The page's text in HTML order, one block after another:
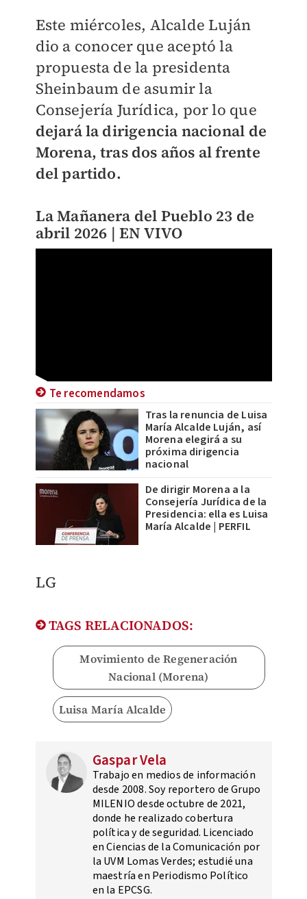
Este miércoles, Alcalde Luján
dio a conocer que aceptó la
propuesta de la presidenta
Sheinbaum de asumir la
Consejería Jurídica, por lo que
dejará la dirigencia nacional de
Morena, tras dos años al frente
del partido.
La Mañanera del Pueblo 23 de
abril 2026 | EN VIVO
Te recomendamos
Tras la renuncia de Luisa
María Alcalde Luján, así
Morena elegirá a su
próxima dirigencia
nacional
De dirigir Morena a la
Consejería Jurídica de la
Presidencia: ella es Luisa
María Alcalde | PERFIL
LG
TAGS RELACIONADOS:
Movimiento de Regeneración
Nacional (Morena)
Luisa María Alcalde
Gaspar Vela
Trabajo en medios de información
desde 2008. Soy reportero de Grupo
MILENIO desde octubre de 2021,
donde he realizado cobertura
política y de seguridad. Licenciado
en Ciencias de la Comunicación por
la UVM Lomas Verdes; estudié una
maestría en Periodismo Político
en la EPCSG.